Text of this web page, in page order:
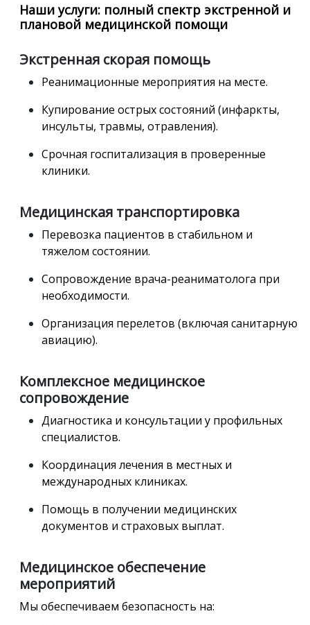
Наши услуги: полный спектр экстренной и
плановой медицинской помощи
Экстренная скорая помощь
Реанимационные мероприятия на месте.
Купирование острых состояний (инфаркты,
инсульты, травмы, отравления).
Срочная госпитализация в проверенные
клиники.
Медицинская транспортировка
Перевозка пациентов в стабильном и
тяжелом состоянии.
Сопровождение врача-реаниматолога при
необходимости.
Организация перелетов (включая санитарную
авиацию).
Комплексное медицинское
сопровождение
Диагностика и консультации у профильных
специалистов.
Координация лечения в местных и
международных клиниках.
Помощь в получении медицинских
документов и страховых выплат.
Медицинское обеспечение
мероприятий
Мы обеспечиваем безопасность на: